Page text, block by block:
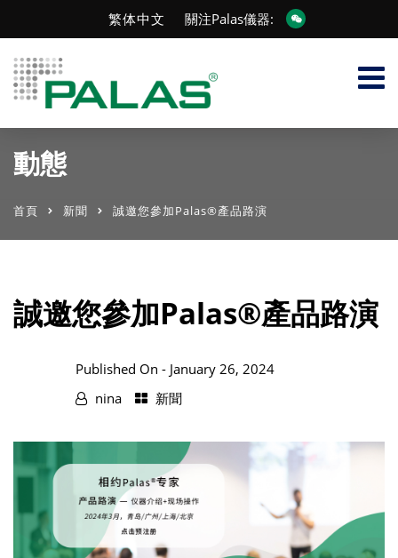
繁体中文 關注Palas儀器:
動態
首頁 新聞 誠邀您參加Palas®產品路演
誠邀您參加Palas®產品路演
Published On - January 26, 2024
nina
新聞